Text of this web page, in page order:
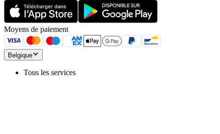
Moyens de paiement
Belgique
Tous les services